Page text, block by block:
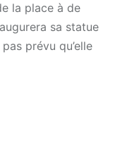
la place à de
sa statue
prévu qu’elle